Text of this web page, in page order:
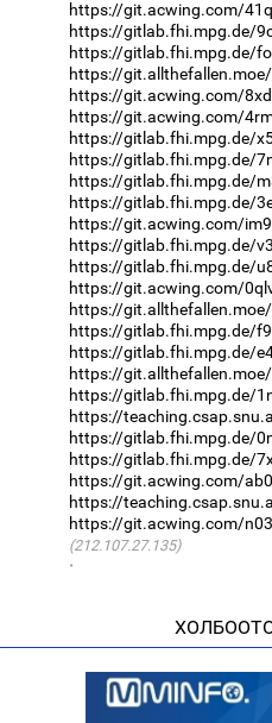
https://git.acwing.com/
https://gitlab.fhi.mpg.de/
https://gitlab.fhi.mpg.de/
https://
https://git.acwing.com/
https://git.acwing.com/
https://gitlab.fhi.mpg.de/
https://gitlab.fhi.mpg.de/
https://gitlab.fhi.mpg.de/
https://gitlab.fhi.mpg.de/
https://git.acwing.com/
https://gitlab.fhi.mpg.de/
https://gitlab.fhi.mpg.de/
https://git.acwing.com/
https://
https://gitlab.fhi.mpg.de/
https://gitlab.fhi.mpg.de/
https://
https://gitlab.fhi.mpg.de/
https://
https://gitlab.fhi.mpg.de/
https://gitlab.fhi.mpg.de/
https://git.acwing.com/
https://
https://git.acwing.com/
(212.107.27.135)
·